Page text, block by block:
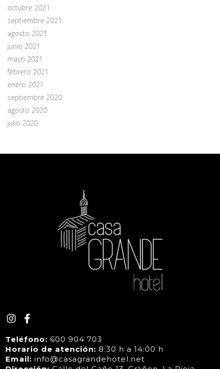
octubre 2021
septiembre 2021
agosto 2021
junio 2021
mayo 2021
febrero 2021
enero 2021
septiembre 2020
agosto 2020
julio 2020
Teléfono: 600 904 703
Horario de atención: 8:30 h a 14:00 h
Email: info@casagrandehotel.net